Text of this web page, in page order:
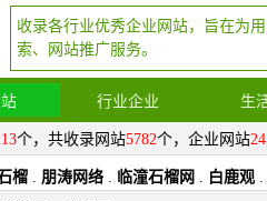
收录各行业优秀企业网站，旨在为
索、网站推广服务。
行业企业 生
个，共收录网站5782个，企业网站
榴 . 朋涛网络 . 临潼石榴网 . 白鹿观 .